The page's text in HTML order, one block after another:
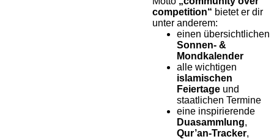
competition“ bietet er dir
unter anderem:
einen übersichtlichen
Sonnen- &
Mondkalender
alle wichtigen
islamischen
Feiertage und
staatlichen Termine
eine inspirierende
Duasammlung,
Qur’an-Tracker,